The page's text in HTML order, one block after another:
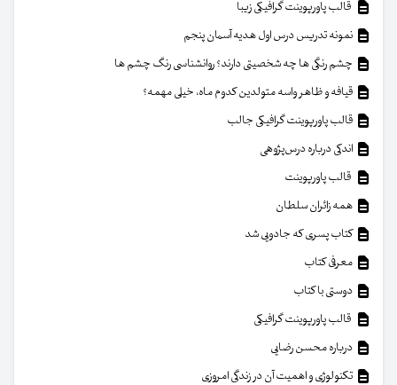
قالب پاورپوینت گرافیکی زیبا
نمونه تدریس درس اول هدیه آسمان پنجم
چشم رنگی ها چه شخصیتی دارند؟ روانشناسی رنگ چشم ها
قیافه و ظاهر واسه متولدین کدوم ماه، خیلی مهمه؟
قالب پاورپوینت گرافیکی جالب
اندکی درباره درس‌پژوهی
قالب پاورپوینت
همه زائران سلطان
کتاب پسری که جادویی شد
معرفی کتاب
دوستی با کتاب
قالب پاورپوینت گرافیکی
درباره محسن رضایی
تکنولوژی و اهمیت آن در زندگی امروزی